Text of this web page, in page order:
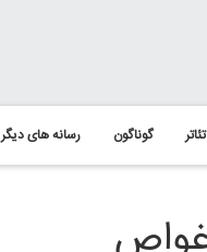
تئاتر گوناگون رسانه های دیگر